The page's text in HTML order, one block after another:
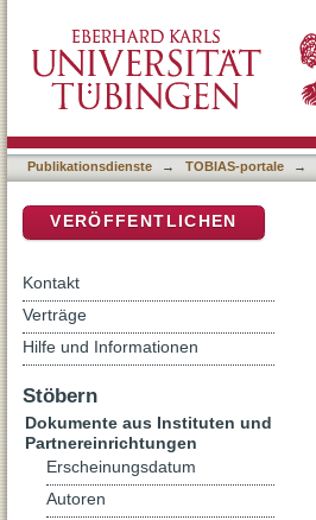
Publikationsdienste → TOBIAS-portale →
VERÖFFENTLICHEN
Kontakt
Verträge
Hilfe und Informationen
Stöbern
Dokumente aus Instituten und
Partnereinrichtungen
Erscheinungsdatum
Autoren